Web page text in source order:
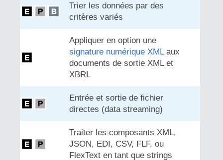
Trier les données par des
critères variés
Appliquer en option une
signature numérique XMLaux
documents de sortie XML et
XBRL
Entrée et sortie de fichier
directes (data streaming)
Traiter les composants XML,
JSON, EDI, CSV, FLF, ou
FlexText en tant que strings